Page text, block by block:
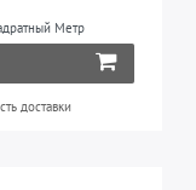
Метр
доставки